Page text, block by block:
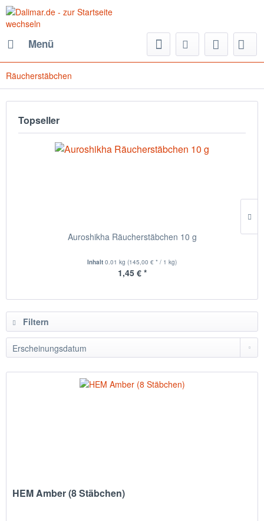
Menü
Räucherstäbchen
Topseller
Auroshikha Räucherstäbchen 10 g
Inhalt 0.01 kg (145,00 € * / 1 kg)
1,45 € *
Filtern
HEM Amber (8 Stäbchen)